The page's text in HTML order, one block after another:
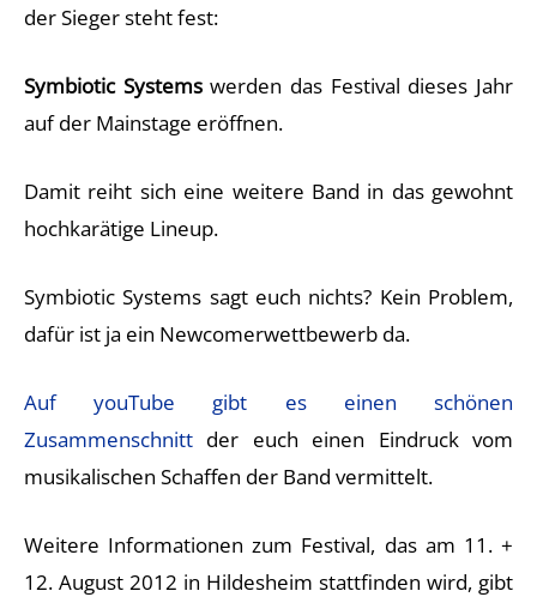
der Sieger steht fest:
Symbiotic Systemswerden das Festival dieses Jahr
auf der Mainstage eröffnen.
Damit reiht sich eine weitere Band in das gewohnt
hochkarätige Lineup.
Symbiotic Systems sagt euch nichts? Kein Problem,
dafür ist ja ein Newcomerwettbewerb da.
Auf youTube gibt es einen schönen
Zusammenschnitt der euch einen Eindruck vom
musikalischen Schaffen der Band vermittelt.
Weitere Informationen zum Festival, das am 11. +
12. August 2012 in Hildesheim stattfinden wird, gibt